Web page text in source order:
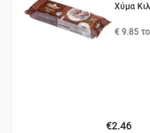
Χύμα
€ 9.85
€2.46